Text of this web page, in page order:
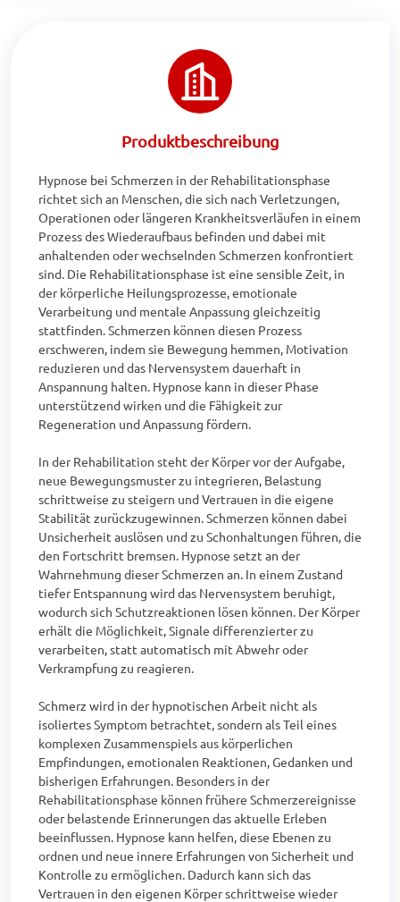
Produktbeschreibung
Hypnose bei Schmerzen in der Rehabilitationsphase
richtet sich an Menschen, die sich nach Verletzungen,
Operationen oder längeren Krankheitsverläufen in einem
Prozess des Wiederaufbaus befinden und dabei mit
anhaltenden oder wechselnden Schmerzen konfrontiert
sind. Die Rehabilitationsphase ist eine sensible Zeit, in
der körperliche Heilungsprozesse, emotionale
Verarbeitung und mentale Anpassung gleichzeitig
stattfinden. Schmerzen können diesen Prozess
erschweren, indem sie Bewegung hemmen, Motivation
reduzieren und das Nervensystem dauerhaft in
Anspannung halten. Hypnose kann in dieser Phase
unterstützend wirken und die Fähigkeit zur
Regeneration und Anpassung fördern.
In der Rehabilitation steht der Körper vor der Aufgabe,
neue Bewegungsmuster zu integrieren, Belastung
schrittweise zu steigern und Vertrauen in die eigene
Stabilität zurückzugewinnen. Schmerzen können dabei
Unsicherheit auslösen und zu Schonhaltungen führen, die
den Fortschritt bremsen. Hypnose setzt an der
Wahrnehmung dieser Schmerzen an. In einem Zustand
tiefer Entspannung wird das Nervensystem beruhigt,
wodurch sich Schutzreaktionen lösen können. Der Körper
erhält die Möglichkeit, Signale differenzierter zu
verarbeiten, statt automatisch mit Abwehr oder
Verkrampfung zu reagieren.
Schmerz wird in der hypnotischen Arbeit nicht als
isoliertes Symptom betrachtet, sondern als Teil eines
komplexen Zusammenspiels aus körperlichen
Empfindungen, emotionalen Reaktionen, Gedanken und
bisherigen Erfahrungen. Besonders in der
Rehabilitationsphase können frühere Schmerzereignisse
oder belastende Erinnerungen das aktuelle Erleben
beeinflussen. Hypnose kann helfen, diese Ebenen zu
ordnen und neue innere Erfahrungen von Sicherheit und
Kontrolle zu ermöglichen. Dadurch kann sich das
Vertrauen in den eigenen Körper schrittweise wieder